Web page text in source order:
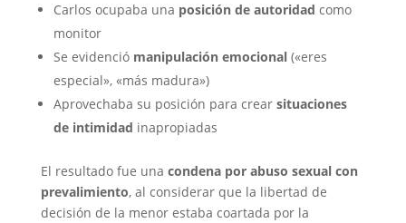
Carlos ocupaba una posición de autoridad como
monitor
Se evidenció manipulación emocional(«eres
especial», «más madura»)
Aprovechaba su posición para crear situaciones
de intimidad inapropiadas
El resultado fue una condena por abuso sexual con
prevalimiento, al considerar que la libertad de
decisión de la menor estaba coartada por la